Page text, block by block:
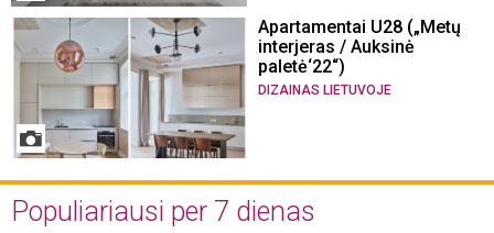
Apartamentai U28 („Metų
interjeras / Auksinė
paletė‘22“)
DIZAINAS LIETUVOJE
Populiariausi per 7 dienas